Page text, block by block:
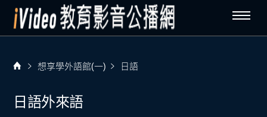
想享學外語館(一) 日語
日語外來語